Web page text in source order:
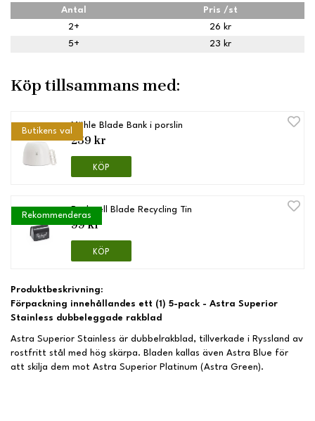
Antal
Pris /st
2+
26 kr
5+
23 kr
Köp tillsammans med:
Butikens val
Mühle Blade Bank i porslin
259 kr
KÖP
Rekommenderas
Rockwell Blade Recycling Tin
99 kr
KÖP
Produktbeskrivning:
Förpackning innehållandes ett (1) 5-pack - Astra Superior
Stainless dubbeleggade rakblad
Astra Superior Stainless är dubbelrakblad, tillverkade i Ryssland av
rostfritt stål med hög skärpa. Bladen kallas även Astra Blue för
att skilja dem mot Astra Superior Platinum (Astra Green).